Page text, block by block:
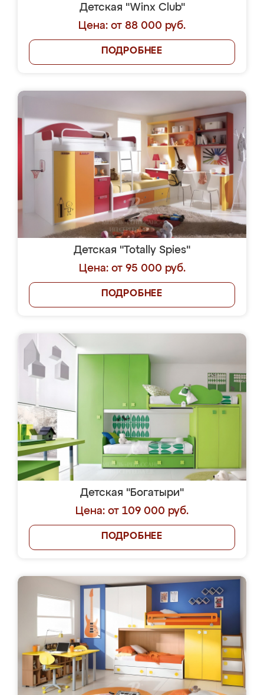
Детская "Winx Club"
Цена: от 88 000 руб.
ПОДРОБНЕЕ
Детская "Totally Spies"
Цена: от 95 000 руб.
ПОДРОБНЕЕ
Детская "Богатыри"
Цена: от 109 000 руб.
ПОДРОБНЕЕ